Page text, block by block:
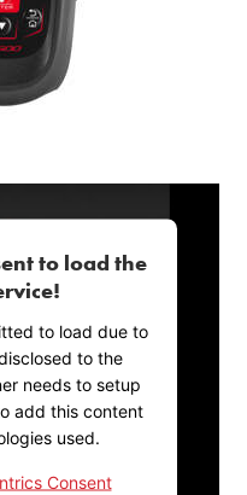
to load the
to load due to
to the
needs to setup
add this content
used.
Consent